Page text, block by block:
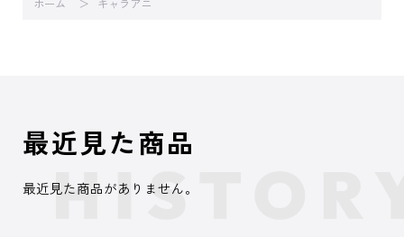
ホーム
キャラアニ
最近見た商品
最近見た商品がありません。